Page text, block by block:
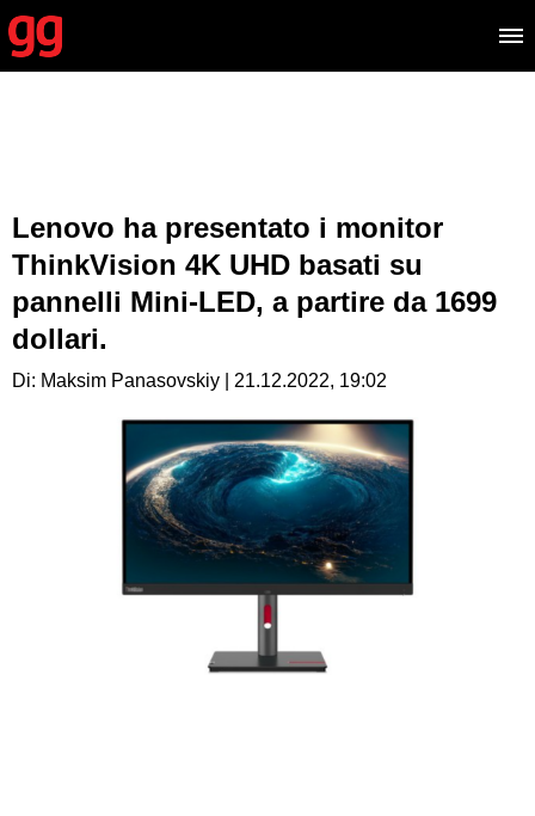
Lenovo ha presentato i monitor
ThinkVision 4K UHD basati su
pannelli Mini-LED, a partire da 1699
dollari.
Di: Maksim Panasovskiy | 21.12.2022, 19:02